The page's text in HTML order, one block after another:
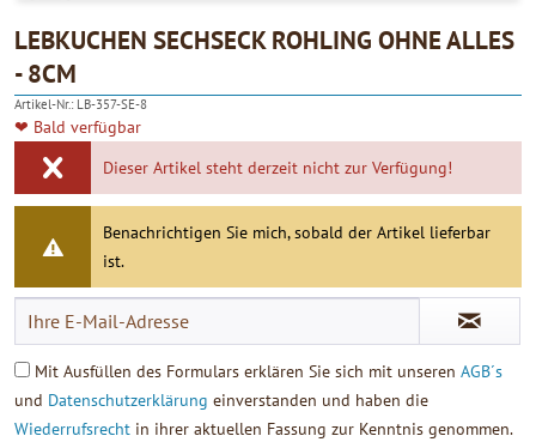
4.90
LEBKUCHEN SECHSECK ROHLING OHNE ALLES
- 8CM
Artikel-Nr.: LB-357-SE-8
❤ Bald verfügbar
Dieser Artikel steht derzeit nicht zur Verfügung!
Benachrichtigen Sie mich, sobald der Artikel lieferbar
ist.
Mit Ausfüllen des Formulars erklären Sie sich mit unseren AGB´s
und Datenschutzerklärung einverstanden und haben die
Wiederrufsrecht in ihrer aktuellen Fassung zur Kenntnis genommen.